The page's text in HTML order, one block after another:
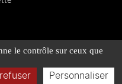
le contrôle sur ceux que
Personnaliser